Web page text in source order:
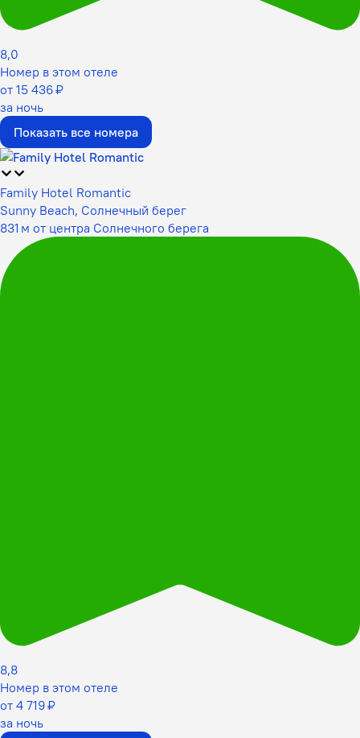
8,0
Номер в этом отеле
от 15 436 ₽
за ночь
Показать все номера
Family Hotel Romantic
Sunny Beach, Солнечный берег
831 м от центра Солнечного берега
8,8
Номер в этом отеле
от 4 719 ₽
за ночь